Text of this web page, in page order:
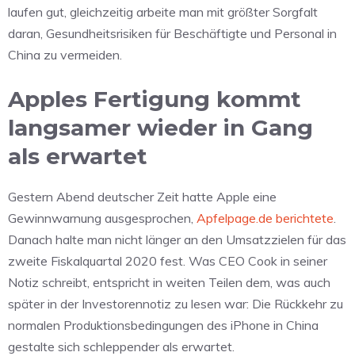
laufen gut, gleichzeitig arbeite man mit größter Sorgfalt
daran, Gesundheitsrisiken für Beschäftigte und Personal in
China zu vermeiden.
Apples Fertigung kommt
langsamer wieder in Gang
als erwartet
Gestern Abend deutscher Zeit hatte Apple eine
Gewinnwarnung ausgesprochen, Apfelpage.de berichtete.
Danach halte man nicht länger an den Umsatzzielen für das
zweite Fiskalquartal 2020 fest. Was CEO Cook in seiner
Notiz schreibt, entspricht in weiten Teilen dem, was auch
später in der Investorennotiz zu lesen war: Die Rückkehr zu
normalen Produktionsbedingungen des iPhone in China
gestalte sich schleppender als erwartet.